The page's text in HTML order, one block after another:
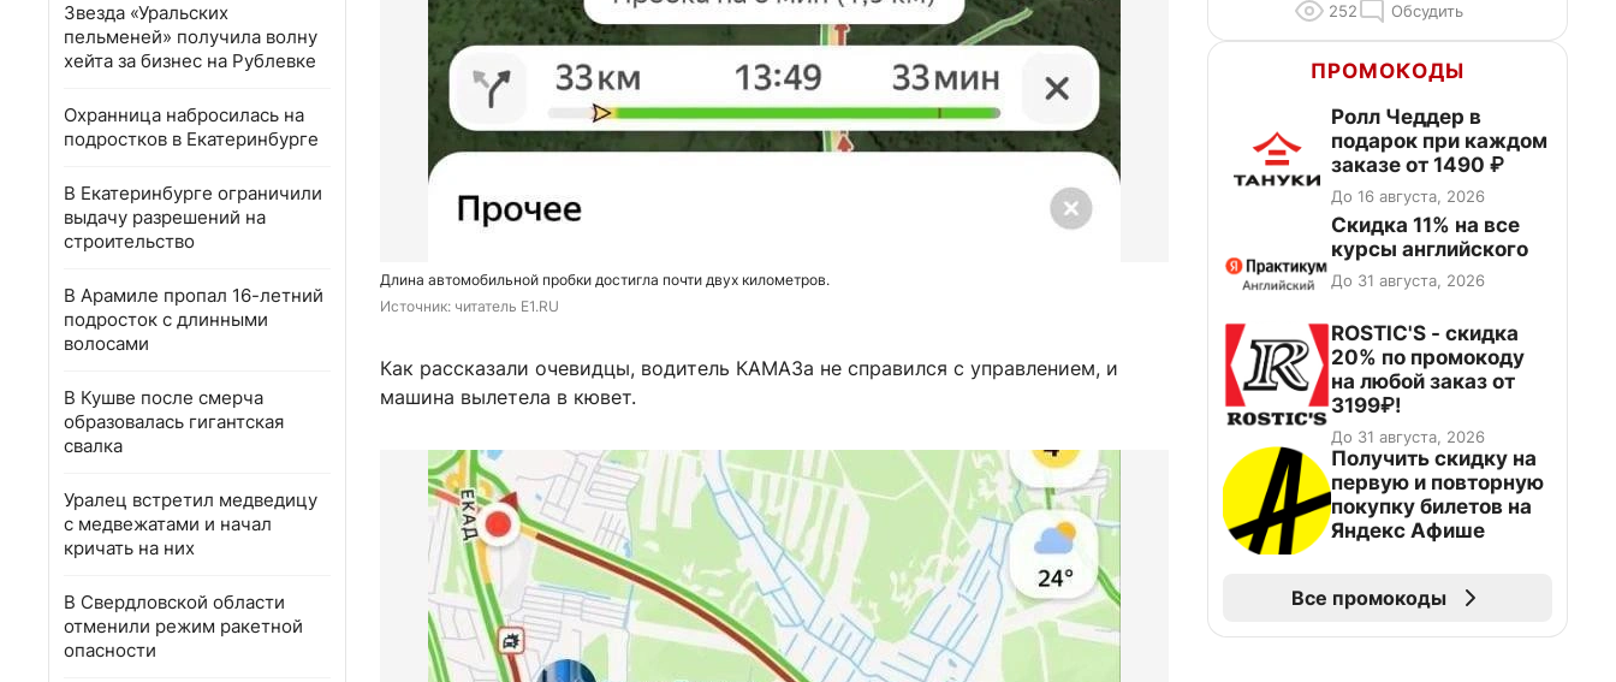
Звезда «Уральских
пельменей» получила волну
хейта за бизнес на Рублевке
Охранница набросилась на
подростков в Екатеринбурге
В Екатеринбурге ограничили
выдачу разрешений на
строительство
В Арамиле пропал 16-летний
подросток с длинными
волосами
В Кушве после смерча
образовалась гигантская
свалка
Уралец встретил медведицу
с медвежатами и начал
кричать на них
В Свердловской области
отменили режим ракетной
опасности
Длина автомобильной пробки достигла почти двух километров.
Источник: читатель E1.RU
Как рассказали очевидцы, водитель КАМАЗа не справился с управлением, и
машина вылетела в кювет.
252 Обсудить
ПРОМОКОДЫ
Ролл Чеддер в
подарок при каждом
заказе от 1490 ₽
До 16 августа, 2026
Скидка 11% на все
курсы английского
До 31 августа, 2026
ROSTIC'S - скидка
20% по промокоду
на любой заказ от
3199₽!
До 31 августа, 2026
Получить скидку на
первую и повторную
покупку билетов на
Яндекс Афише
Все промокоды